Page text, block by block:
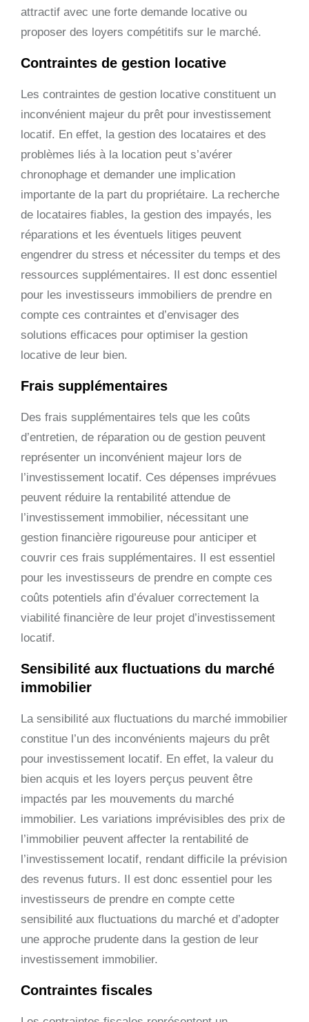
attractif avec une forte demande locative ou
proposer des loyers compétitifs sur le marché.
Contraintes de gestion locative
Les contraintes de gestion locative constituent un
inconvénient majeur du prêt pour investissement
locatif. En effet, la gestion des locataires et des
problèmes liés à la location peut s’avérer
chronophage et demander une implication
importante de la part du propriétaire. La recherche
de locataires fiables, la gestion des impayés, les
réparations et les éventuels litiges peuvent
engendrer du stress et nécessiter du temps et des
ressources supplémentaires. Il est donc essentiel
pour les investisseurs immobiliers de prendre en
compte ces contraintes et d’envisager des
solutions efficaces pour optimiser la gestion
locative de leur bien.
Frais supplémentaires
Des frais supplémentaires tels que les coûts
d’entretien, de réparation ou de gestion peuvent
représenter un inconvénient majeur lors de
l’investissement locatif. Ces dépenses imprévues
peuvent réduire la rentabilité attendue de
l’investissement immobilier, nécessitant une
gestion financière rigoureuse pour anticiper et
couvrir ces frais supplémentaires. Il est essentiel
pour les investisseurs de prendre en compte ces
coûts potentiels afin d’évaluer correctement la
viabilité financière de leur projet d’investissement
locatif.
Sensibilité aux fluctuations du marché
immobilier
La sensibilité aux fluctuations du marché immobilier
constitue l’un des inconvénients majeurs du prêt
pour investissement locatif. En effet, la valeur du
bien acquis et les loyers perçus peuvent être
impactés par les mouvements du marché
immobilier. Les variations imprévisibles des prix de
l’immobilier peuvent affecter la rentabilité de
l’investissement locatif, rendant difficile la prévision
des revenus futurs. Il est donc essentiel pour les
investisseurs de prendre en compte cette
sensibilité aux fluctuations du marché et d’adopter
une approche prudente dans la gestion de leur
investissement immobilier.
Contraintes fiscales